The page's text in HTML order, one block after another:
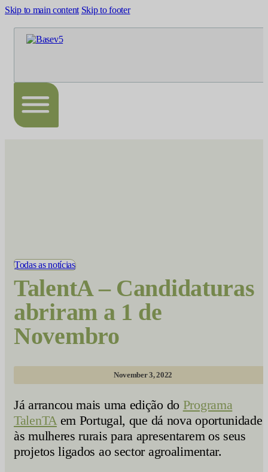
Skip to main content Skip to footer
Todas as notícias
TalentA – Candidaturas
abriram a 1 de
Novembro
November 3, 2022
Já arrancou mais uma edição do Programa
TalenTAem Portugal, que dá nova oportunidade
às mulheres rurais para apresentarem os seus
projetos ligados ao sector agroalimentar.